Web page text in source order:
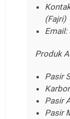
(Fajri)
Produk
Pasir
Pasir
Pasir